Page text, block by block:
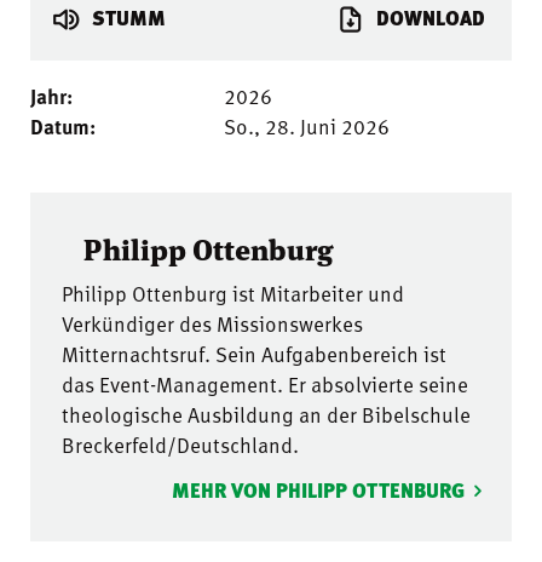
STUMM DOWNLOAD
Jahr:
2026
Datum:
So., 28. Juni 2026
Philipp Ottenburg
Philipp Ottenburg ist Mitarbeiter und
Verkündiger des Missionswerkes
Mitternachtsruf. Sein Aufgabenbereich ist
das Event-Management. Er absolvierte seine
theologische Ausbildung an der Bibelschule
Breckerfeld/Deutschland.
MEHR VON PHILIPP OTTENBURG